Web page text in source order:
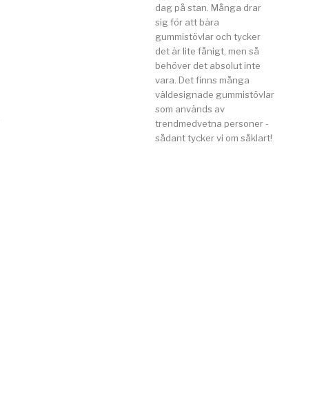
dag på stan. Många drar
sig för att bära
gummistövlar och tycker
det är lite fånigt, men så
behöver det absolut inte
vara. Det finns många
väldesignade gummistövlar
som används av
trendmedvetna personer -
sådant tycker vi om såklart!